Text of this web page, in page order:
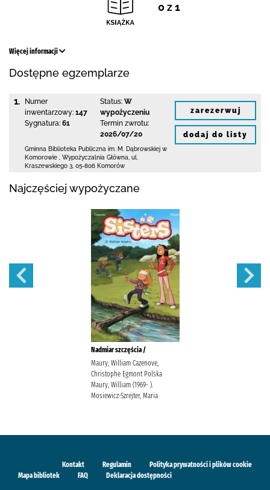
0 z 1
Więcej informacji
Dostępne egzemplarze
1.
Numer
inwentarzowy: 147
Sygnatura: 61
Status: W
wypożyczeniu
Termin zwrotu:
2026/07/20
Gminna Biblioteka Publiczna im. M. Dąbrowskiej w
Komorowie
Wypożyczalnia Główna, ul.
Kraszewskiego 3 05-806 Komorów
zarezerwuj
dodaj do listy
Najczęściej wypożyczane
Nadmiar szczęścia /
Maury, William Cazenove,
Christophe Egmont Polska
Maury, William (1969- ).
Mosiewicz-Szrejter, Maria
Kontakt Regulamin
Polityka prywatności i plików cookie
Mapa bibliotek
FAQ Deklaracja dostępności